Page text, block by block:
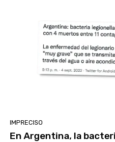
IMPRECISO
En Argentina, la